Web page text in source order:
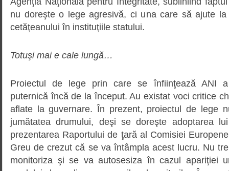
nu doreşte o lege agresivă, ci una care să ajute la
cetăţeanului în instituţiile statului.
Totuşi mai e cale lungă…
Proiectul de lege prin care se înfiinţează ANI
puternică încă de la început. Au existat voci critice
aflate la guvernare. În prezent, proiectul de lege
jumătatea drumului, deşi se doreşte adoptarea
prezentarea Raportului de ţară al Comisiei
Greu de crezut că se va întâmpla acest lucru. Nu
monitoriza şi se va autosesiza în cazul apariţiei